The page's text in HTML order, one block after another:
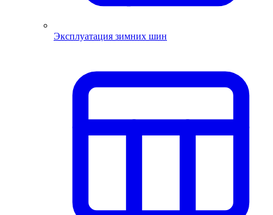
Эксплуатация зимних шин